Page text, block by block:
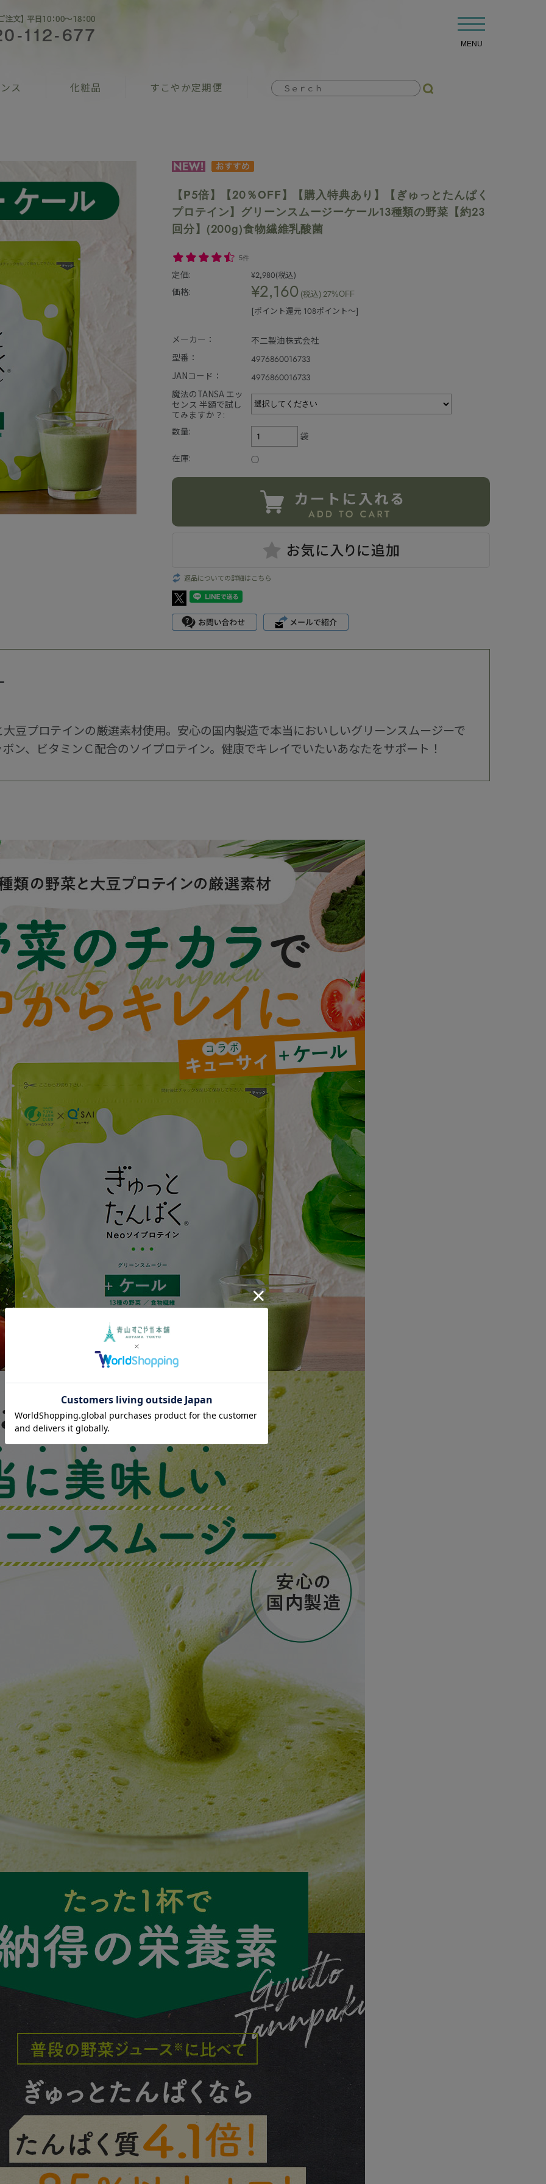
t
o
g
g
MENU
ス 化粧品 すこやか定期便
【P5倍】【20％OFF】【購入特典あり】【ぎゅっとたんぱく
プロテイン】グリーンスムージーケール13種類の野菜【約23
回分】(200g)食物繊維乳酸菌
5件
定価: ¥2,980(税込)
価格: ¥2,160 (税込) 27%OFF
[ポイント還元 108ポイント～]
メーカー：
不二製油株式会社
型番：
4976860016733
JANコード：
4976860016733
魔法のTANSA エッ
センス 半額で試し
てみますか？:
数量:
袋
在庫:
○
返品についての詳細はこちら
豆プロテインの厳選素材使用。安心の国内製造で本当においしいグリーンスムージーで
ン、ビタミンＣ配合のソイプロテイン。健康でキレイでいたいあなたをサポート！